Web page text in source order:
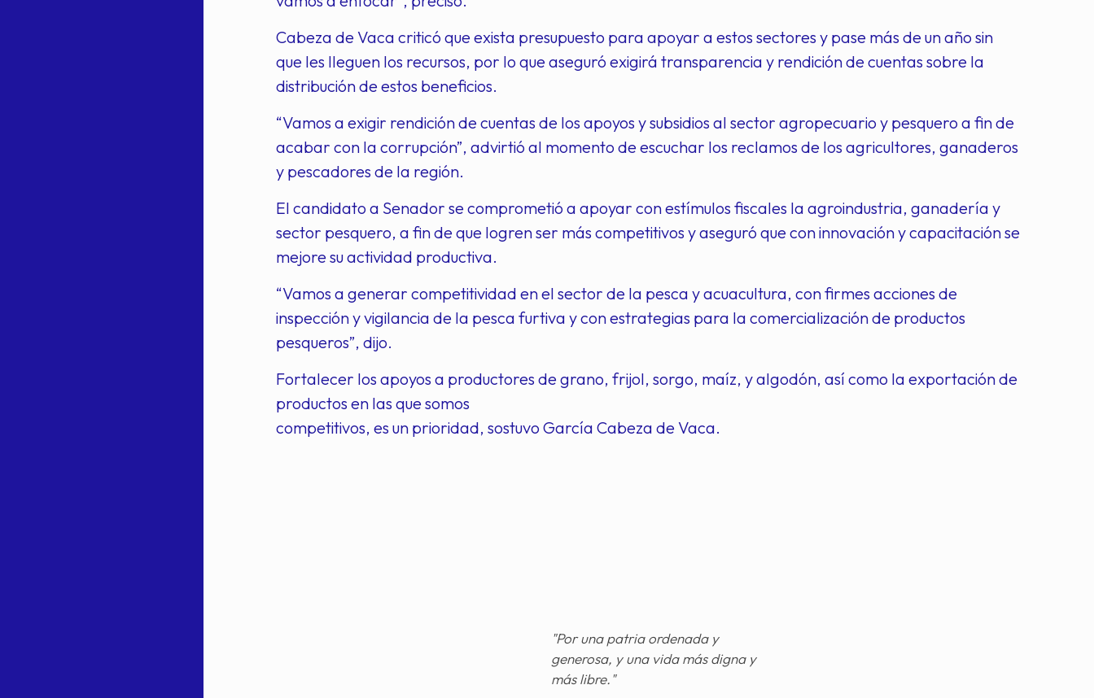
Cabeza de Vaca criticó que exista presupuesto para apoyar a estos sectores y pase más de un año sin
que les lleguen los recursos, por lo que aseguró exigirá transparencia y rendición de cuentas sobre la
distribución de estos beneficios.
“Vamos a exigir rendición de cuentas de los apoyos y subsidios al sector agropecuario y pesquero a fin de
acabar con la corrupción”, advirtió al momento de escuchar los reclamos de los agricultores, ganaderos
y pescadores de la región.
El candidato a Senador se comprometió a apoyar con estímulos fiscales la agroindustria, ganadería y
sector pesquero, a fin de que logren ser más competitivos y aseguró que con innovación y capacitación se
mejore su actividad productiva.
“Vamos a generar competitividad en el sector de la pesca y acuacultura, con firmes acciones de
inspección y vigilancia de la pesca furtiva y con estrategias para la comercialización de productos
pesqueros”, dijo.
Fortalecer los apoyos a productores de grano, frijol, sorgo, maíz, y algodón, así como la exportación de
productos en las que somos
competitivos, es un prioridad, sostuvo García Cabeza de Vaca.
"Por una patria ordenada y
generosa, y una vida más digna y
más libre."